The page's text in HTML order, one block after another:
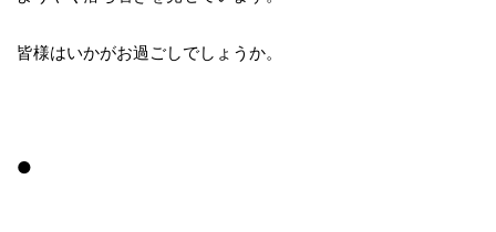
皆様はいかがお過ごしでしょうか。
●